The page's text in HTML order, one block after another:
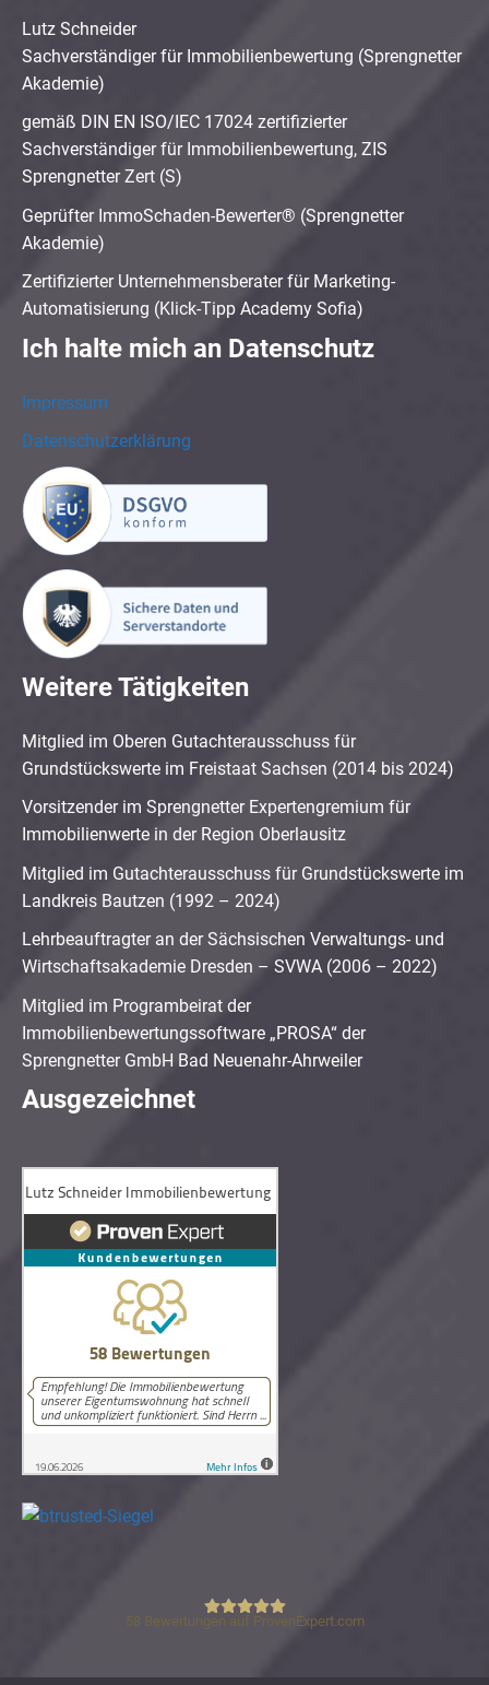
Lutz Schneider
Sachverständiger für Immobilienbewertung (Sprengnetter
Akademie)
gemäß DIN EN ISO/IEC 17024 zertifizierter
Sachverständiger für Immobilienbewertung, ZIS
Sprengnetter Zert (S)
Geprüfter ImmoSchaden-Bewerter® (Sprengnetter
Akademie)
Zertifizierter Unternehmensberater für Marketing-
Automatisierung (Klick-Tipp Academy Sofia)
Ich halte mich an Datenschutz
Impressum
Datenschutzerklärung
Weitere Tätigkeiten
Mitglied im Oberen Gutachterausschuss für
Grundstückswerte im Freistaat Sachsen (2014 bis 2024)
Vorsitzender im Sprengnetter Expertengremium für
Immobilienwerte in der Region Oberlausitz
Mitglied im Gutachterausschuss für Grundstückswerte im
Landkreis Bautzen (1992 – 2024)
Lehrbeauftragter an der Sächsischen Verwaltungs- und
Wirtschaftsakademie Dresden – SVWA (2006 – 2022)
Mitglied im Programbeirat der
Immobilienbewertungssoftware „PROSA“ der
Sprengnetter GmbH Bad Neuenahr-Ahrweiler
Ausgezeichnet
Lutz Schneider Immobilienbewertung
58 Bewertungen auf ProvenExpert.com